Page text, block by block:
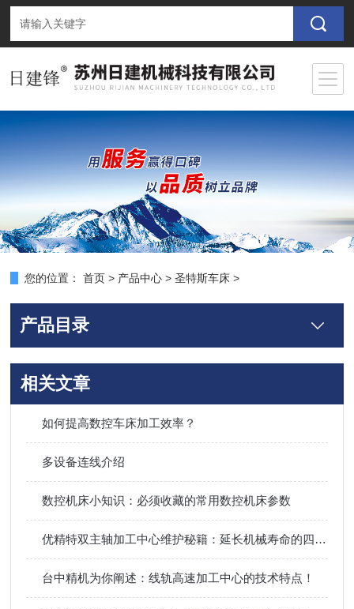
您的位置： 首页 > 产品中心 >圣特斯车床 >
产品目录
相关文章
如何提高数控车床加工效率？
多设备连线介绍
数控机床小知识：必须收藏的常用数控机床参数
优精特双主轴加工中心维护秘籍：延长机械寿命的四大技巧！
台中精机为你阐述：线轨高速加工中心的技术特点！